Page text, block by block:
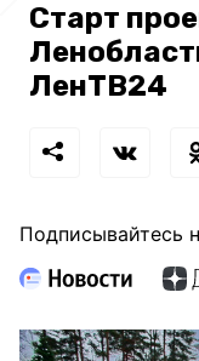
Старт
ЛенТВ24
Подписывайтесь